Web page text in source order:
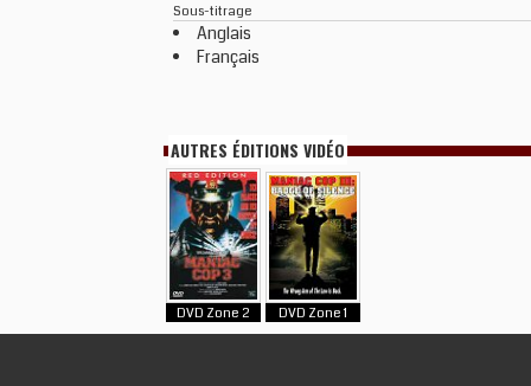
Sous-titrage
Anglais
Français
AUTRES ÉDITIONS VIDÉO
DVD Zone 2 DVD Zone 1